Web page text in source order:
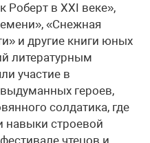
Роберт в ХХI веке»,
«Снежная
и другие книги юных
литературным
участие в
героев,
солдатика, где
навыки строевой
чтецов и